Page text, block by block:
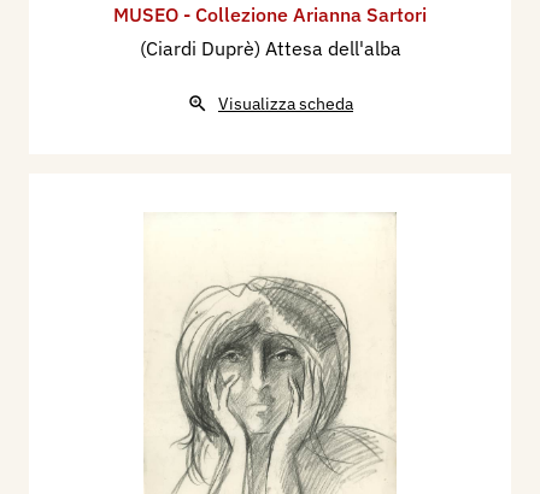
MUSEO - Collezione Arianna Sartori
(Ciardi Duprè) Attesa dell'alba
Visualizza scheda